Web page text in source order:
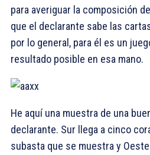
para averiguar la composición
que el declarante sabe las
por lo general, para él es un
resultado posible en esa mano.
He aquí una muestra de una
declarante. Sur llega a cinco
subasta que se muestra y